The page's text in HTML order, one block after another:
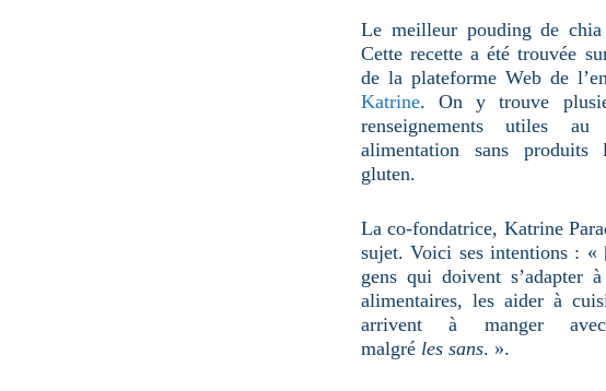
Le meilleur pouding de
Cette recette a été trouvée
de la plateforme Web de
Katrine. On y trouve
renseignements utiles au
alimentation sans produits
gluten.
La co-fondatrice, Katrine
sujet. Voici ses intentions :
gens qui doivent s’adapter
alimentaires, les aider à
arrivent à manger avec
malgré les sans. ».